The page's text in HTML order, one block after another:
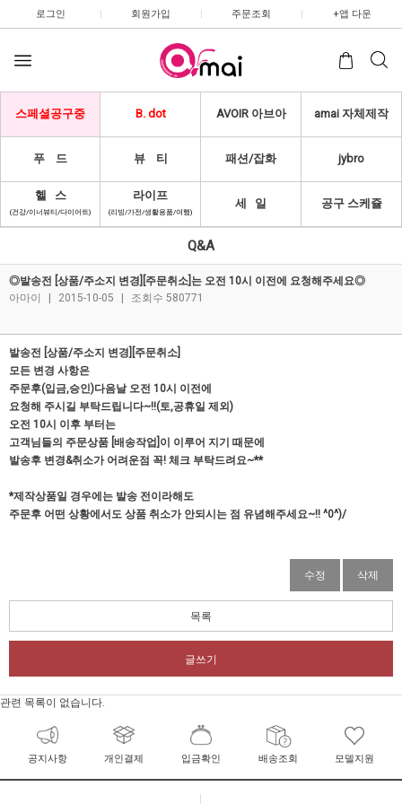
로그인 | 회원가입 | 주문조회 | +앱 다운
스페셜공구중 B. dot AVOIR 아브아 amai 자체제작
푸 드 뷰 티 패션/잡화 jybro
헬 스
(건강/이너뷰티/다이어트)
라이프
(리빙/가전/생활용품/여행)
세 일 공구 스케쥴
Q&A
◎발송전 [상품/주소지 변경][주문취소]는 오전 10시 이전에 요청해주세요◎
아마이
2015-10-05 조회수 580771
발송전 [상품/주소지 변경][주문취소]
모든 변경 사항은
주문후(입금,승인)다음날 오전 10시 이전에
요청해 주시길 부탁드립니다~!!(토,공휴일 제외)
오전 10시 이후 부터는
고객님들의 주문상품 [배송작업]이 이루어 지기 때문에
발송후 변경&취소가 어려운점 꼭! 체크 부탁드려요~**
*제작상품일 경우에는 발송 전이라해도
주문후 어떤 상황에서도 상품 취소가 안되시는 점 유념해주세요~!! ^0^)/
수정 삭제
목록
글쓰기
관련 목록이 없습니다.
공지사항 개인결제 입금확인 배송조회 모델지원